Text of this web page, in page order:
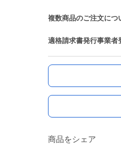
複数商品のご注文につ
適格請求書発行事業者
商品をシェア